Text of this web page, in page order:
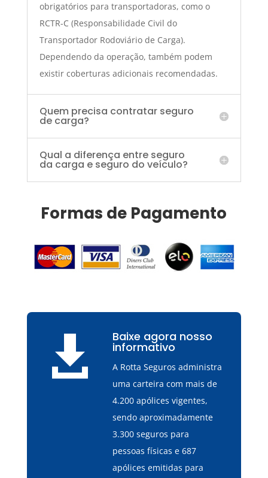
obrigatórios para transportadoras, como o
RCTR-C (Responsabilidade Civil do
Transportador Rodoviário de Carga).
Dependendo da operação, também podem
existir coberturas adicionais recomendadas.
Quem precisa contratar seguro
de carga?
Qual a diferença entre seguro
da carga e seguro do veículo?
Formas de Pagamento
 Baixe agora nosso
informativo
A Rotta Seguros administra
uma carteira com mais de
4.200 apólices vigentes,
sendo aproximadamente
3.300 seguros para
pessoas físicas e 687
apólices emitidas para